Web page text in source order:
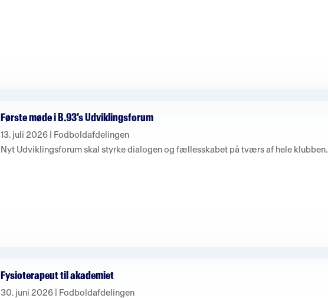
Første møde i B.93’s Udviklingsforum
13. juli 2026
Fodboldafdelingen
Nyt Udviklingsforum skal styrke dialogen og fællesskabet på tværs af hele klubben.
Fysioterapeut til akademiet
30. juni 2026
Fodboldafdelingen